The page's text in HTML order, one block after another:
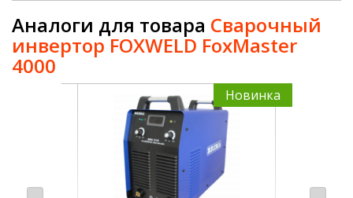
Аналоги для товара Сварочный
инвертор FOXWELD FoxMaster
4000
Новинка